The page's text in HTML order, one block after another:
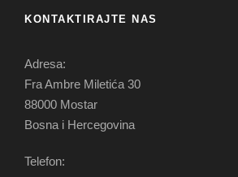
KONTAKTIRAJTE NAS
Adresa:
Fra Ambre Miletića 30
88000 Mostar
Bosna i Hercegovina
Telefon: